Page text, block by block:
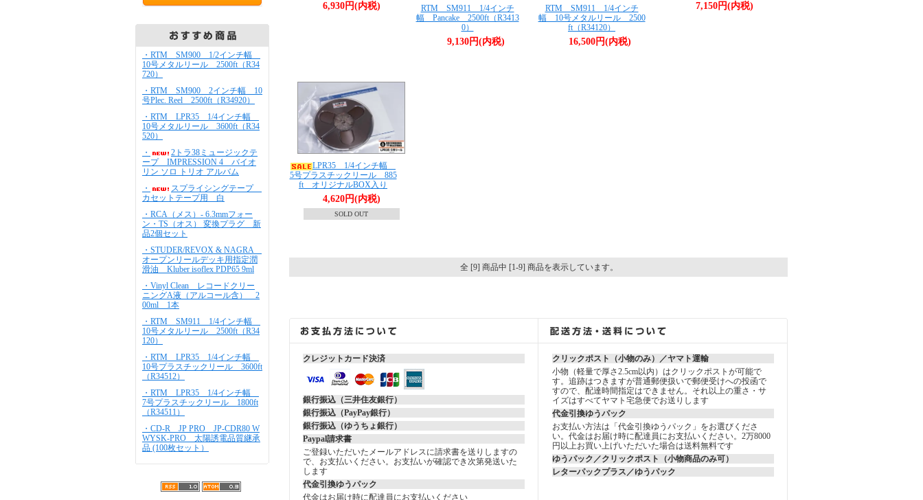
・RTM SM900 1/2インチ幅
10号メタルリール 2500ft（R34
720）
・RTM SM900 2インチ幅 10
号Plec. Reel 2500ft（R34920）
・RTM LPR35 1/4インチ幅
10号メタルリール 3600ft（R34
520）
・
2トラ38ミュージックテ
ープ IMPRESSION 4 バイオ
リン ソロ トリオ アルバム
・
スプライシングテープ
カセットテープ用 白
・RCA（メス）- 6.3mmフォー
ン・TS（オス） 変換プラグ 新
品2個セット
・STUDER/REVOX & NAGRA
オープンリールデッキ用指定潤
滑油 Kluber isoflex PDP65 9ml
・Vinyl Clean レコードクリー
ニングA液（アルコール含） 2
00ml 1本
・RTM SM911 1/4インチ幅
10号メタルリール 2500ft（R34
120）
・RTM LPR35 1/4インチ幅
10号プラスチックリール 3600ft
（R34512）
・RTM LPR35 1/4インチ幅
7号プラスチックリール 1800ft
（R34511）
・CD-R JP PRO JP-CDR80 W
WYSK-PRO 太陽誘電品質継承
品 (100枚セット）
6,930円(内税)
RTM SM911 1/4インチ
幅 Pancake 2500ft（R3413
0）
9,130円(内税)
RTM SM911 1/4インチ
幅 10号メタルリール 2500
ft（R34120）
16,500円(内税)
7,150円(内税)
LPR35 1/4インチ幅
5号プラスチックリール 885
ft オリジナルBOX入り
4,620円(内税)
SOLD OUT
全 [9] 商品中 [1-9] 商品を表示しています。
クレジットカード決済
銀行振込（三井住友銀行）
銀行振込（PayPay銀行）
銀行振込（ゆうちょ銀行）
Paypal請求書
ご登録いただいたメールアドレスに請求書を送りしますの
で、お支払いください。お支払いが確認でき次第発送いた
します
代金引換ゆうパック
代金はお届け時に配達員にお支払いください
クリックポスト（小物のみ）／ヤマト運輸
小物（軽量で厚さ2.5cm以内）はクリックポストが可能で
す。追跡はつきますが普通郵便扱いで郵便受けへの投函で
すので、配達時間指定はできません。それ以上の重さ・サ
イズはすべてヤマト宅急便でお送りします
代金引換ゆうパック
お支払い方法は「代金引換ゆうパック」をお選びくださ
い。代金はお届け時に配達員にお支払いください。2万8000
円以上お買い上げいただいた場合は送料無料です
ゆうパック／クリックポスト（小物商品のみ可）
レターパックプラス／ゆうパック